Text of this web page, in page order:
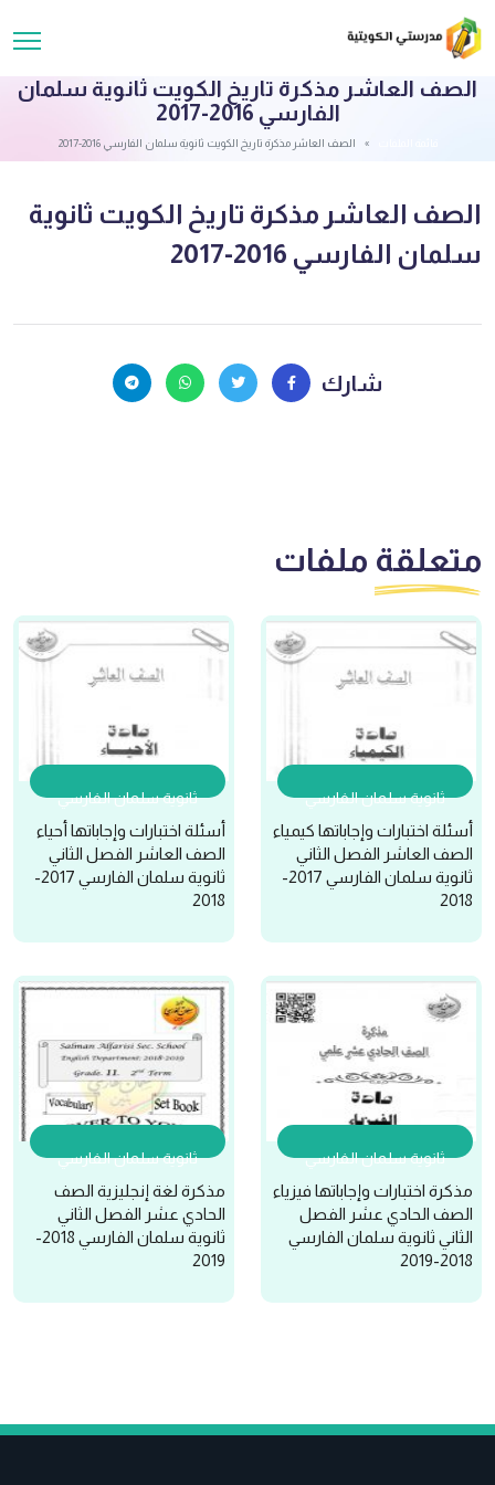
الصف العاشر مذكرة تاريخ الكويت ثانوية سلمان
الفارسي 2016-2017
الصف العاشر مذكرة تاريخ الكويت ثانوية سلمان الفارسي 2016-2017
الصف العاشر مذكرة تاريخ الكويت ثانوية
سلمان الفارسي 2016-2017
شارك
متعلقة ملفات
ثانوية سلمان الفارسي
أسئلة اختبارات وإجاباتها كيمياء
الصف العاشر الفصل الثاني
ثانوية سلمان الفارسي 2017-
2018
ثانوية سلمان الفارسي
أسئلة اختبارات وإجاباتها أحياء
الصف العاشر الفصل الثاني
ثانوية سلمان الفارسي 2017-
2018
ثانوية سلمان الفارسي
مذكرة اختبارات وإجاباتها فيزياء
الصف الحادي عشر الفصل
الثاني ثانوية سلمان الفارسي
2018-2019
ثانوية سلمان الفارسي
مذكرة لغة إنجليزية الصف
الحادي عشر الفصل الثاني
ثانوية سلمان الفارسي 2018-
2019